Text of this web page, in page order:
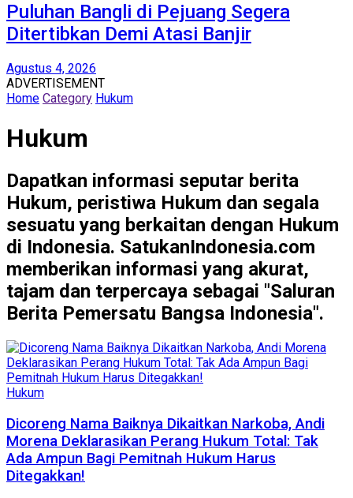
Puluhan Bangli di Pejuang Segera
Ditertibkan Demi Atasi Banjir
Agustus 4, 2026
ADVERTISEMENT
Home Category Hukum
Hukum
Dapatkan informasi seputar berita
Hukum, peristiwa Hukum dan segala
sesuatu yang berkaitan dengan Hukum
di Indonesia. SatukanIndonesia.com
memberikan informasi yang akurat,
tajam dan terpercaya sebagai "Saluran
Berita Pemersatu Bangsa Indonesia".
Hukum
Dicoreng Nama Baiknya Dikaitkan Narkoba, Andi
Morena Deklarasikan Perang Hukum Total: Tak
Ada Ampun Bagi Pemitnah Hukum Harus
Ditegakkan!